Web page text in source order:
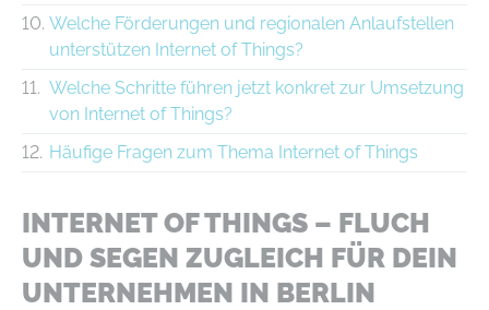
INTERNET OF THINGS – FLUCH
UND SEGEN ZUGLEICH FÜR DEIN
UNTERNEHMEN IN BERLIN
Welche Förderungen und regionalen Anlaufstellen
unterstützen Internet of Things?
Welche Schritte führen jetzt konkret zur Umsetzung
von Internet of Things?
Häufige Fragen zum Thema Internet of Things